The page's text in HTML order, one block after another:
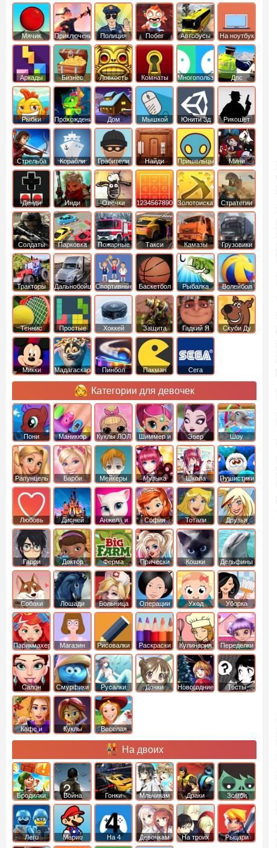
Мячик Приключения Полиция Побег Автобусы На ноутбук
Аркады
Бизнес
симуляторы
Ловкость Комнаты Многопользовательские
Дпс
Рыбки Прохождение Дом Мышкой Юнити 3д Рикошет
Cтрельба
из лука
Корабли Грабители
Найди
выход
Пришельцы Мини
Денди Инди
Овечки
идут домой
1234567890 ЗолотоискательСтратегии
Солдаты
Парковка
машин
Пожарные
машины
Такси Камазы Грузовики
Тракторы ДальнобойщикиСпортивные Баскетбол Рыбалка Волейбол
Теннис Простые Хоккей
Защита
башни
Гадкий Я Скуби Ду
Микки
Мадагаскар Пинбол Пакман Сега
Категории для девочек
Пони
креатор
Маникюр Куклы ЛОЛ
Шиммер и
Шайн
Эвер
Афтер Хай
Шоу
дельфинов
Рапунцель Барби Мейкеры Музыка Школа Пушистики
Любовь Дисней
Анжела и
том
София
Прекрасная
Тотали
Спайс
Друзья
ангелов
Гарри
Поттер
Доктор
Плюшева
Ферма Прически Кошки Дельфины
Собаки Лошади Больница Операции Уход Уборка
Парикмахер Магазин Рисовалки Раскраски Кулинария Переделки
Салон Смурфики Русалки Дочки Новогодние Тесты
Кафе и
Куклы
Веселая
На двоих
Бродилки Война Гонки Мльчикам Драки Зомби
Лего Марио На 4 Девочкам На троих Рыцари